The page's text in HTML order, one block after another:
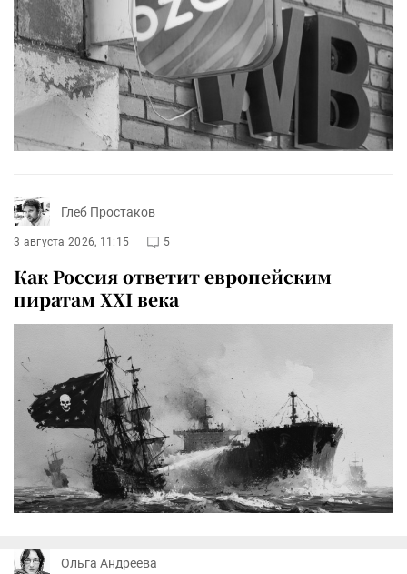
Глеб Простаков
3 августа 2026, 11:15 5
Как Россия ответит европейским
пиратам XXI века
Ольга Андреева